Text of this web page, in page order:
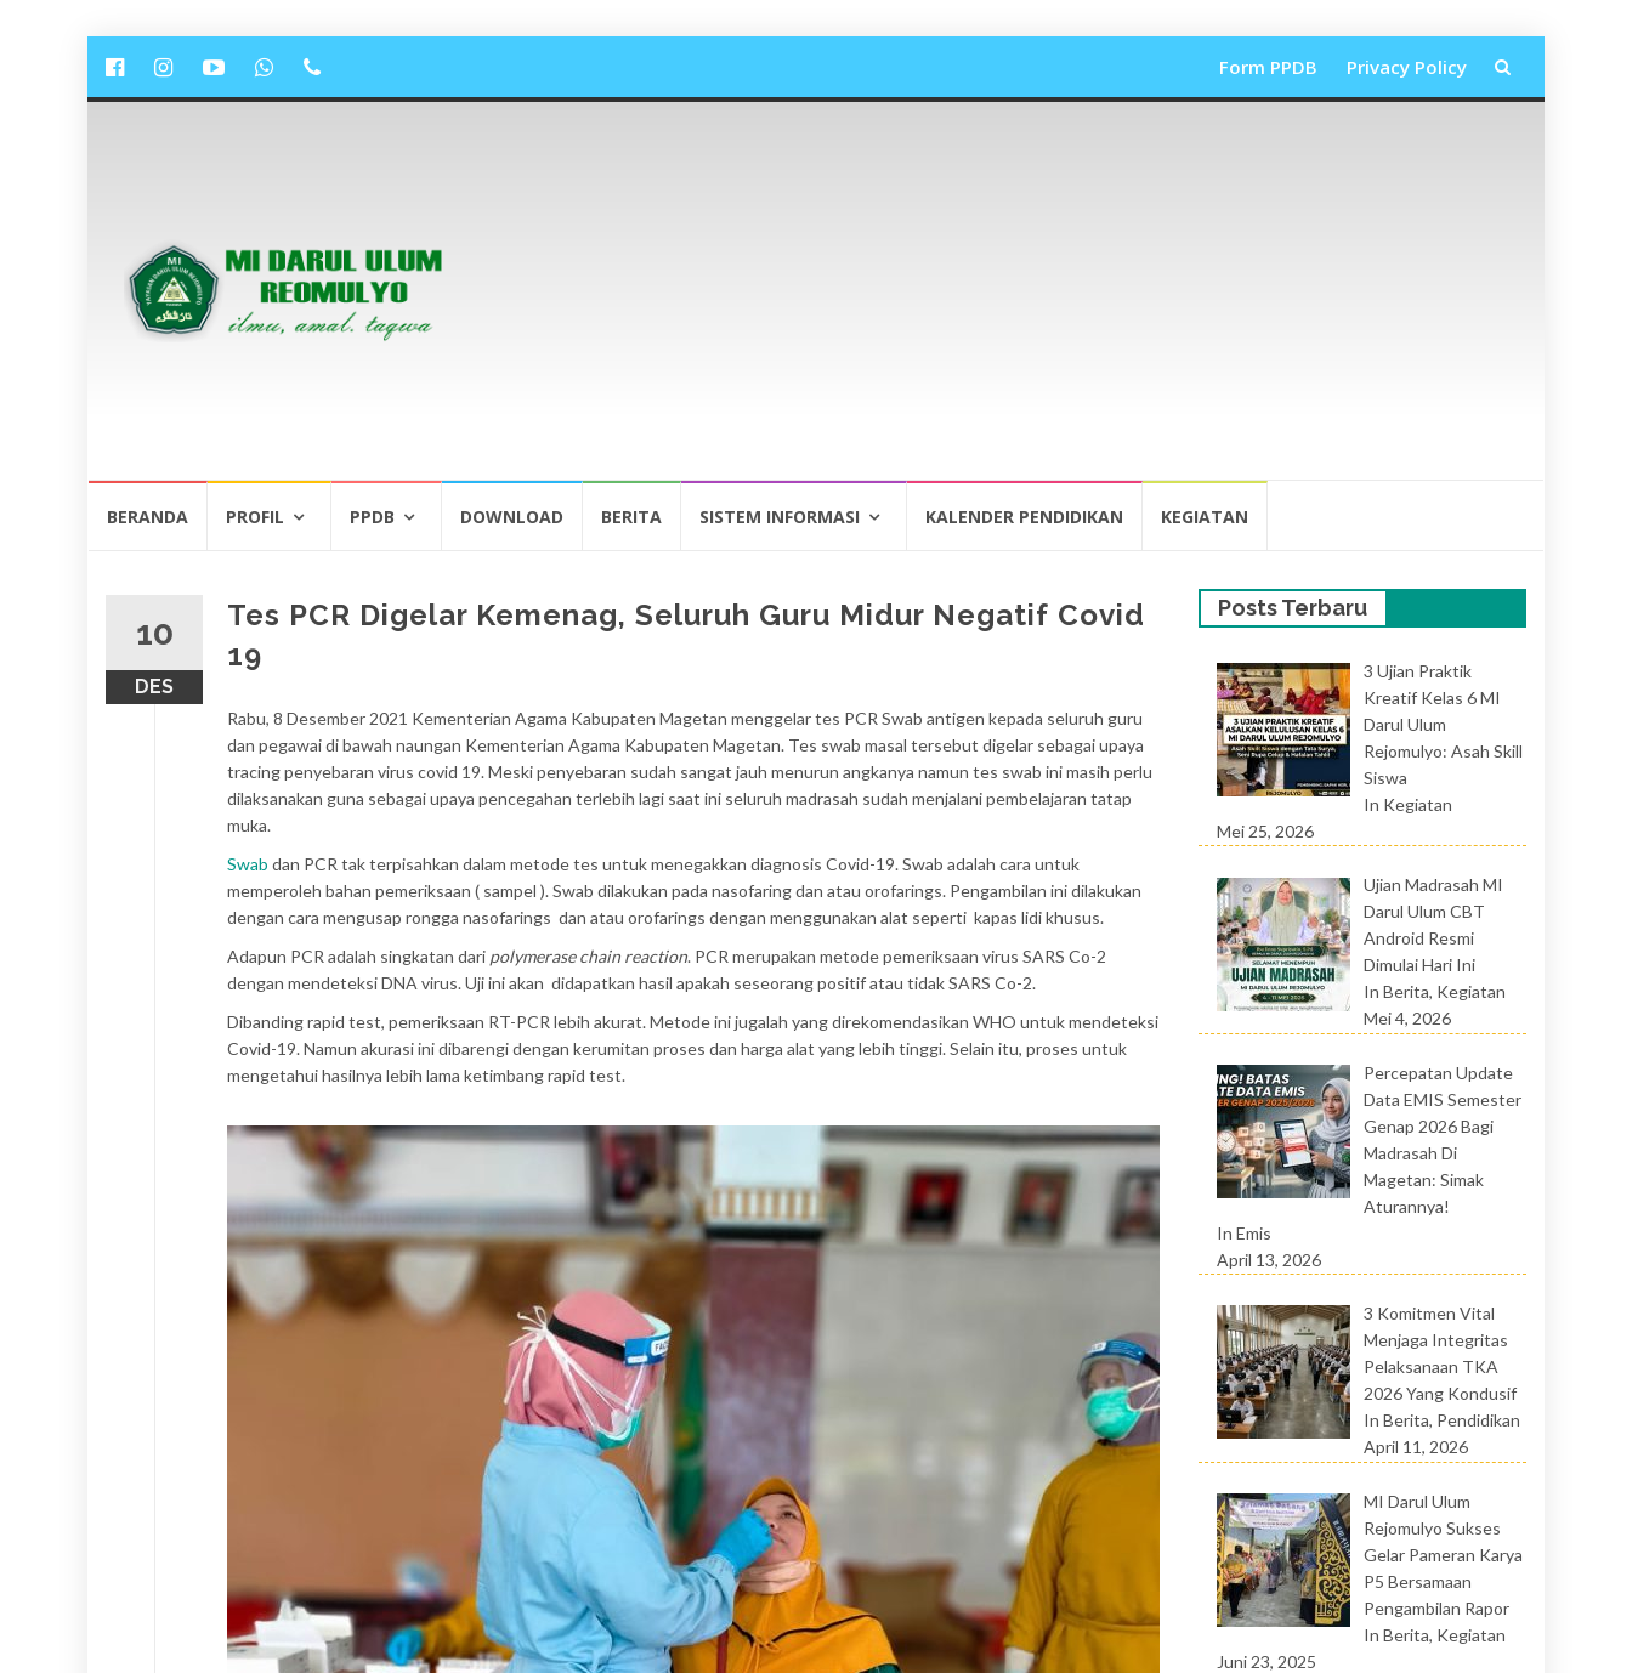
Lompat
Form PPDB Privacy Policy
BERANDA PROFIL PPDB DOWNLOAD BERITA SISTEM INFORMASI KALENDER PENDIDIKAN KEGIATAN
10
DES
Tes PCR Digelar Kemenag, Seluruh Guru Midur Negatif Covid
19
Rabu, 8 Desember 2021 Kementerian Agama Kabupaten Magetan menggelar tes PCR Swab antigen kepada seluruh guru
dan pegawai di bawah naungan Kementerian Agama Kabupaten Magetan. Tes swab masal tersebut digelar sebagai upaya
tracing penyebaran virus covid 19. Meski penyebaran sudah sangat jauh menurun angkanya namun tes swab ini masih perlu
dilaksanakan guna sebagai upaya pencegahan terlebih lagi saat ini seluruh madrasah sudah menjalani pembelajaran tatap
muka.
Swab dan PCR tak terpisahkan dalam metode tes untuk menegakkan diagnosis Covid-19. Swab adalah cara untuk
memperoleh bahan pemeriksaan ( sampel ). Swab dilakukan pada nasofaring dan atau orofarings. Pengambilan ini dilakukan
dengan cara mengusap rongga nasofarings dan atau orofarings dengan menggunakan alat seperti kapas lidi khusus.
Adapun PCR adalah singkatan dari polymerase chain reaction. PCR merupakan metode pemeriksaan virus SARS Co-2
dengan mendeteksi DNA virus. Uji ini akan didapatkan hasil apakah seseorang positif atau tidak SARS Co-2.
Dibanding rapid test, pemeriksaan RT-PCR lebih akurat. Metode ini jugalah yang direkomendasikan WHO untuk mendeteksi
Covid-19. Namun akurasi ini dibarengi dengan kerumitan proses dan harga alat yang lebih tinggi. Selain itu, proses untuk
mengetahui hasilnya lebih lama ketimbang rapid test.
Posts Terbaru
3 Ujian Praktik
Kreatif Kelas 6 MI
Darul Ulum
Rejomulyo: Asah Skill
Siswa
In Kegiatan
Mei 25, 2026
Ujian Madrasah MI
Darul Ulum CBT
Android Resmi
Dimulai Hari Ini
In Berita, Kegiatan
Mei 4, 2026
Percepatan Update
Data EMIS Semester
Genap 2026 Bagi
Madrasah Di
Magetan: Simak
Aturannya!
In Emis
April 13, 2026
3 Komitmen Vital
Menjaga Integritas
Pelaksanaan TKA
2026 Yang Kondusif
In Berita, Pendidikan
April 11, 2026
MI Darul Ulum
Rejomulyo Sukses
Gelar Pameran Karya
P5 Bersamaan
Pengambilan Rapor
In Berita, Kegiatan
Juni 23, 2025